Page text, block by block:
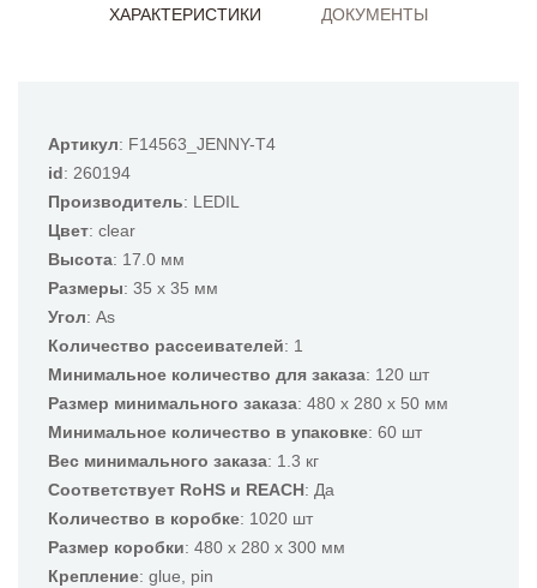
ХАРАКТЕРИСТИКИ ДОКУМЕНТЫ
Артикул: F14563_JENNY-T4
id: 260194
Производитель: LEDIL
Цвет: clear
Высота: 17.0 мм
Размеры: 35 x 35 мм
Угол: As
Количество рассеивателей: 1
Минимальное количество для заказа: 120 шт
Размер минимального заказа: 480 x 280 x 50 мм
Минимальное количество в упаковке: 60 шт
Вес минимального заказа: 1.3 кг
Соответствует RoHS и REACH: Да
Количество в коробке: 1020 шт
Размер коробки: 480 x 280 x 300 мм
Крепление: glue, pin